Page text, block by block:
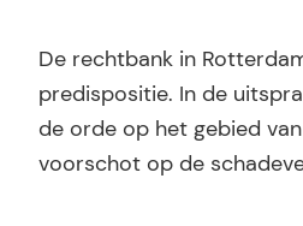
De rechtbank in
predispositie. In de
de orde op het gebied
voorschot op de